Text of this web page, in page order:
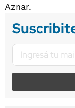
Aznar.